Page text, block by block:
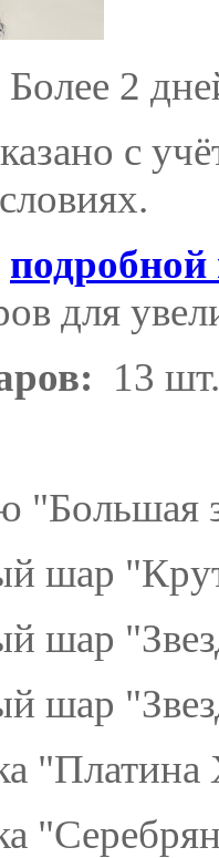
Более 2
с
для
13 шт.
"Большая
шар
шар
шар